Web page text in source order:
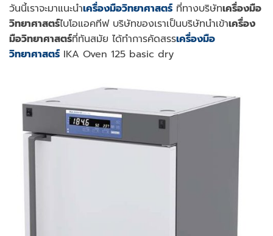
วันนี้เราจะมาแนะนำเครื่องมือวิทยาศาสตร์ ที่ทางบริษัทเครื่องมือ
วิทยาศาสตร์ไบโอแอคทีฟ บริษัทของเราเป็นบริษัทนำเข้าเครื่อง
มือวิทยาศาสตร์ที่ทันสมัย ได้ทำการคัดสรรเครื่องมือ
วิทยาศาสตร์ IKA Oven 125 basic dry